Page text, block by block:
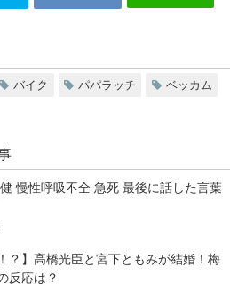
バイク パパラッチ ベッカム
慢性呼吸不全 急死 最後に話した言葉
？】高橋光臣と宮下ともみが結婚！梅
反応は？